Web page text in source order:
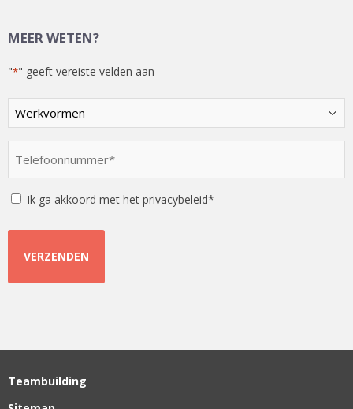
MEER WETEN?
"*" geeft vereiste velden aan
Kies
een
optie
Instemming
Ik ga akkoord met het privacybeleid*
Teambuilding